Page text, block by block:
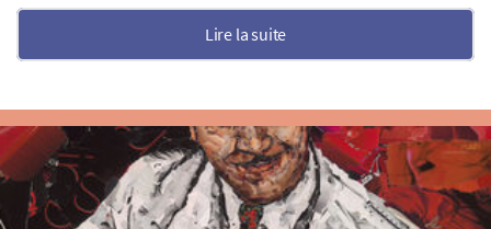
Lire la suite